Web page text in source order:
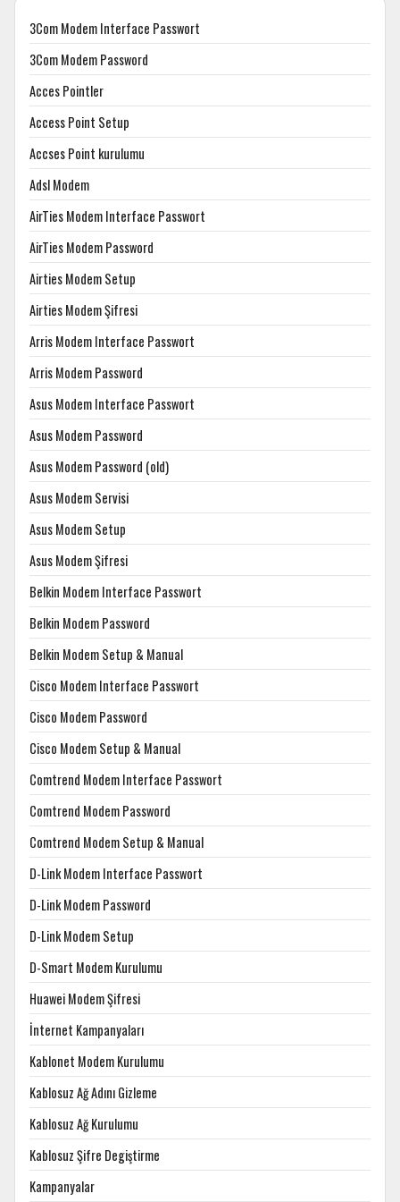
3Com Modem Interface Passwort
3Com Modem Password
Acces Pointler
Access Point Setup
Accses Point kurulumu
Adsl Modem
AirTies Modem Interface Passwort
AirTies Modem Password
Airties Modem Setup
Airties Modem Şifresi
Arris Modem Interface Passwort
Arris Modem Password
Asus Modem Interface Passwort
Asus Modem Password
Asus Modem Password (old)
Asus Modem Servisi
Asus Modem Setup
Asus Modem Şifresi
Belkin Modem Interface Passwort
Belkin Modem Password
Belkin Modem Setup & Manual
Cisco Modem Interface Passwort
Cisco Modem Password
Cisco Modem Setup & Manual
Comtrend Modem Interface Passwort
Comtrend Modem Password
Comtrend Modem Setup & Manual
D-Link Modem Interface Passwort
D-Link Modem Password
D-Link Modem Setup
D-Smart Modem Kurulumu
Huawei Modem Şifresi
İnternet Kampanyaları
Kablonet Modem Kurulumu
Kablosuz Ağ Adını Gizleme
Kablosuz Ağ Kurulumu
Kablosuz Şifre Degiştirme
Kampanyalar